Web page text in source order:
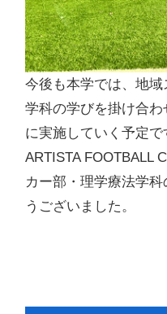
今後も本学では、地
学科の学びを掛け合
に実施していく予定
ARTISTA FOOTBALL
カー部・理学療法学
うございました。